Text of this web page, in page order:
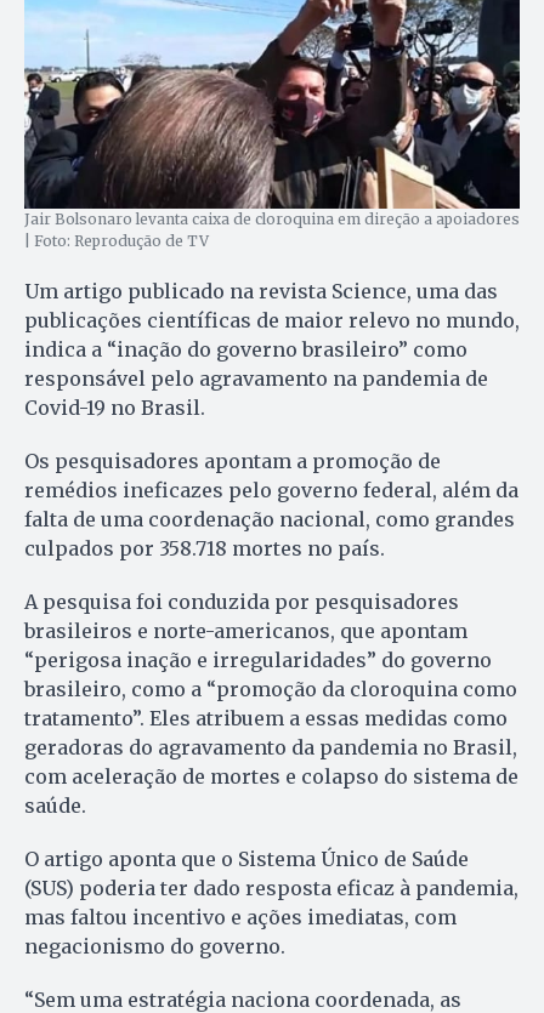
Jair Bolsonaro levanta caixa de cloroquina em direção a apoiadores
| Foto: Reprodução de TV
Um artigo publicado na revista Science, uma das
publicações científicas de maior relevo no mundo,
indica a “inação do governo brasileiro” como
responsável pelo agravamento na pandemia de
Covid-19 no Brasil.
Os pesquisadores apontam a promoção de
remédios ineficazes pelo governo federal, além da
falta de uma coordenação nacional, como grandes
culpados por 358.718 mortes no país.
A pesquisa foi conduzida por pesquisadores
brasileiros e norte-americanos, que apontam
“perigosa inação e irregularidades” do governo
brasileiro, como a “promoção da cloroquina como
tratamento”. Eles atribuem a essas medidas como
geradoras do agravamento da pandemia no Brasil,
com aceleração de mortes e colapso do sistema de
saúde.
O artigo aponta que o Sistema Único de Saúde
(SUS) poderia ter dado resposta eficaz à pandemia,
mas faltou incentivo e ações imediatas, com
negacionismo do governo.
“Sem uma estratégia naciona coordenada, as